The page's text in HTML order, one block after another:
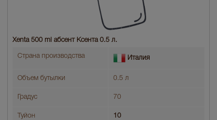
Xenta 500 ml абсент Ксента 0.5 л.
Страна производства Италия
Объем бутылки 0.5 л
Градус 70
Туйон 10